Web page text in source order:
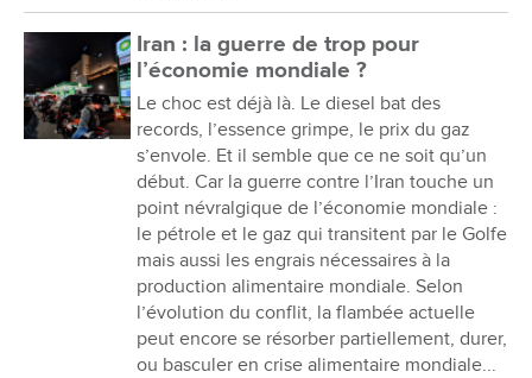
Iran : la guerre de trop pour
l’économie mondiale ?
Le choc est déjà là. Le diesel bat des
records, l’essence grimpe, le prix du gaz
s’envole. Et il semble que ce ne soit qu’un
début. Car la guerre contre l’Iran touche un
point névralgique de l’économie mondiale :
le pétrole et le gaz qui transitent par le Golfe
mais aussi les engrais nécessaires à la
production alimentaire mondiale. Selon
l’évolution du conflit, la flambée actuelle
peut encore se résorber partiellement, durer,
ou basculer en crise alimentaire mondiale...